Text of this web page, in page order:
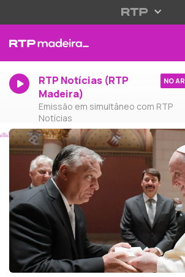
RTP Notícias (RTP
Madeira)
Emissão em simultâneo com RTP
Notícias
NO AR